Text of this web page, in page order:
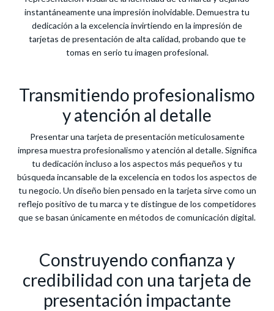
instantáneamente una impresión inolvidable. Demuestra tu
dedicación a la excelencia invirtiendo en la impresión de
tarjetas de presentación de alta calidad, probando que te
tomas en serio tu imagen profesional.
Transmitiendo profesionalismo
y atención al detalle
Presentar una tarjeta de presentación meticulosamente
impresa muestra profesionalismo y atención al detalle. Significa
tu dedicación incluso a los aspectos más pequeños y tu
búsqueda incansable de la excelencia en todos los aspectos de
tu negocio. Un diseño bien pensado en la tarjeta sirve como un
reflejo positivo de tu marca y te distingue de los competidores
que se basan únicamente en métodos de comunicación digital.
Construyendo confianza y
credibilidad con una tarjeta de
presentación impactante